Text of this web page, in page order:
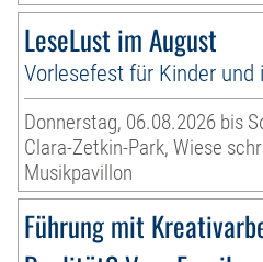
LeseLust im August
Vorlesefest für Kinder und
Donnerstag, 06.08.2026 bis
Clara-Zetkin-Park, Wiese
Musikpavillon
Führung mit